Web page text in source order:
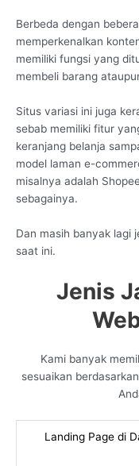
Berbeda dengan
memperkenalkan
memiliki fungsi yang
membeli barang
Situs variasi ini juga
sebab memiliki fitur
keranjang belanja
model laman e-
misalnya adalah
sebagainya.
Dan masih banyak lagi
saat ini.
Jenis
Kami banyak
sesuaikan
Landing Page di